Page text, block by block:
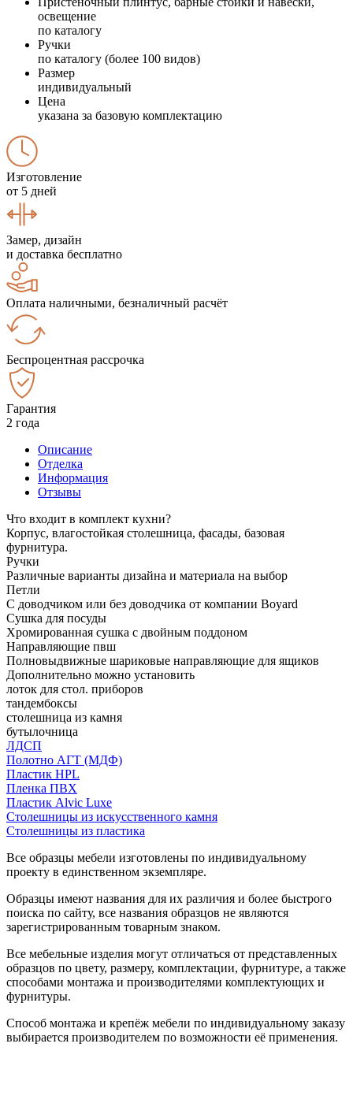
освещение
по каталогу
Ручки
по каталогу (более 100 видов)
Размер
индивидуальный
Цена
указана за базовую комплектацию
Изготовление
от 5 дней
Замер, дизайн
и доставка бесплатно
Оплата наличными, безналичный расчёт
Беспроцентная рассрочка
Гарантия
2 года
Описание
Отделка
Информация
Отзывы
Что входит в комплект кухни?
Корпус, влагостойкая столешница, фасады, базовая
фурнитура.
Ручки
Различные варианты дизайна и материала на выбор
Петли
С доводчиком или без доводчика от компании Boyard
Сушка для посуды
Хромированная сушка с двойным поддоном
Направляющие пвш
Полновыдвижные шариковые направляющие для ящиков
Дополнительно можно установить
лоток для стол. приборов
тандембоксы
столешница из камня
бутылочница
ЛДСП
Полотно АГТ (МДФ)
Пластик HPL
Пленка ПВХ
Пластик Alvic Luxe
Столешницы из искусственного камня
Столешницы из пластика
Все образцы мебели изготовлены по индивидуальному
проекту в единственном экземпляре.
Образцы имеют названия для их различия и более быстрого
поиска по сайту, все названия образцов не являются
зарегистрированным товарным знаком.
Все мебельные изделия могут отличаться от представленных
образцов по цвету, размеру, комплектации, фурнитуре, а также
способами монтажа и производителями комплектующих и
фурнитуры.
Способ монтажа и крепёж мебели по индивидуальному заказу
выбирается производителем по возможности её применения.